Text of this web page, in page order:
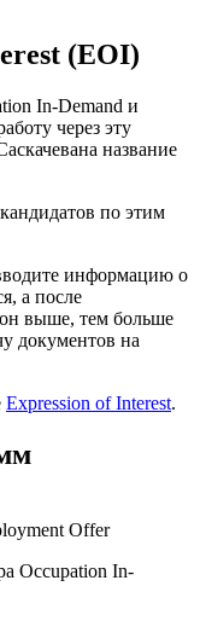
(EOI)
In-Demand и
через эту
название
по этим
информацию о
а после
выше, тем больше
документов на
Expression of Interest.
Offer
Occupation In-